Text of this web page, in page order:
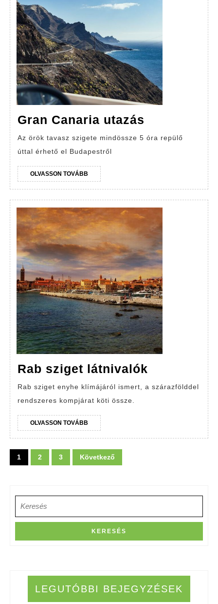
Gran Canaria utazás
Canaria
Az örök tavasz szigete mindössze 5 óra repülő
úttal érhető el Budapestről
OLVASSON TOVÁBB OLVASSON
TOVÁBB
Rab sziget látnivalók
sziget
látnivalók
Rab sziget enyhe klímájáról ismert, a szárazfölddel
rendszeres kompjárat köti össze.
OLVASSON TOVÁBB OLVASSON
TOVÁBB
Bejegyzések
lapozása
1 2 3 Következő
for:
LEGUTÓBBI BEJEGYZÉSEK